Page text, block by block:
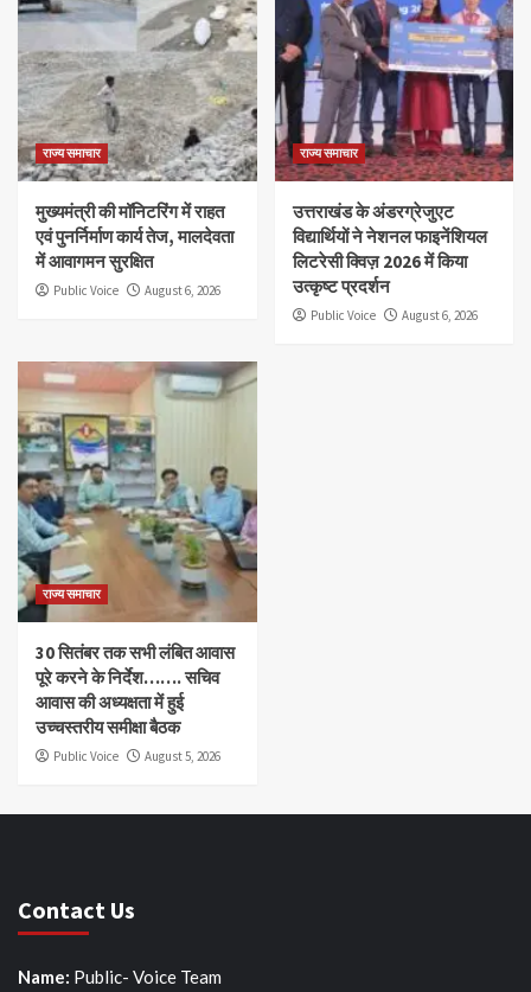
राज्य समाचार
मुख्यमंत्री की मॉनिटरिंग में राहत
एवं पुनर्निर्माण कार्य तेज, मालदेवता
में आवागमन सुरक्षित
Public Voice August 6, 2026
राज्य समाचार
उत्तराखंड के अंडरग्रेजुएट
विद्यार्थियों ने नेशनल फाइनेंशियल
लिटरेसी क्विज़ 2026 में किया
उत्कृष्ट प्रदर्शन
Public Voice August 6, 2026
राज्य समाचार
30 सितंबर तक सभी लंबित आवास
पूरे करने के निर्देश……. सचिव
आवास की अध्यक्षता में हुई
उच्चस्तरीय समीक्षा बैठक
Public Voice August 5, 2026
Contact Us
Name: Public- Voice Team